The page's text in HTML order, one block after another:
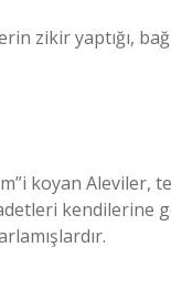
zikir yaptığı,
koyan Aleviler,
kendilerine